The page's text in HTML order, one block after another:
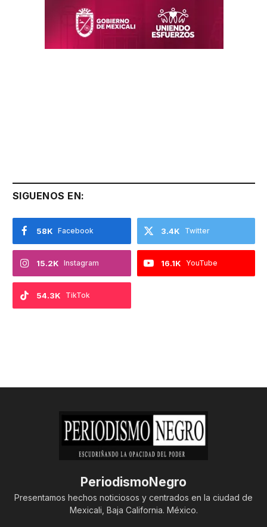
SIGUENOS EN:
Facebook
58K Twitter
3.4K
Instagram
15.2K YouTube
16.1K
TikTok
54.3K
PeriodismoNegro
Presentamos hechos noticiosos y centrados en la ciudad de
Mexicali, Baja California. México.